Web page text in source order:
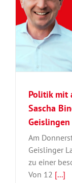
Politik mit
Sascha
Geislingen
Am
Geislinger
zu einer
Von 12 [...]